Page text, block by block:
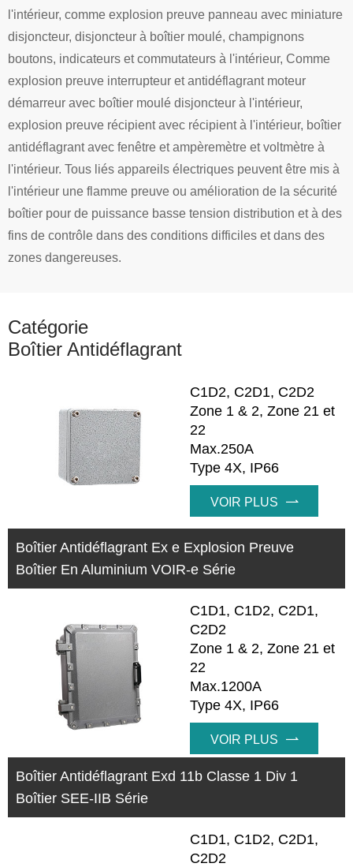
l'intérieur, comme explosion preuve panneau avec miniature
disjoncteur, disjoncteur à boîtier moulé, champignons
boutons, indicateurs et commutateurs à l'intérieur, Comme
explosion preuve interrupteur et antidéflagrant moteur
démarreur avec boîtier moulé disjoncteur à l'intérieur,
explosion preuve récipient avec récipient à l'intérieur, boîtier
antidéflagrant avec fenêtre et ampèremètre et voltmètre à
l'intérieur. Tous liés appareils électriques peuvent être mis à
l'intérieur une flamme preuve ou amélioration de la sécurité
boîtier pour de puissance basse tension distribution et à des
fins de contrôle dans des conditions difficiles et dans des
zones dangereuses.
Catégorie
Boîtier Antidéflagrant
C1D2, C2D1, C2D2
Zone 1 & 2, Zone 21 et
22
Max.250A
Type 4X, IP66
VOIR PLUS 
Boîtier Antidéflagrant Ex e Explosion Preuve
Boîtier En Aluminium VOIR-e Série
C1D1, C1D2, C2D1,
C2D2
Zone 1 & 2, Zone 21 et
22
Max.1200A
Type 4X, IP66
VOIR PLUS 
Boîtier Antidéflagrant Exd 11b Classe 1 Div 1
Boîtier SEE-IIB Série
C1D1, C1D2, C2D1,
C2D2